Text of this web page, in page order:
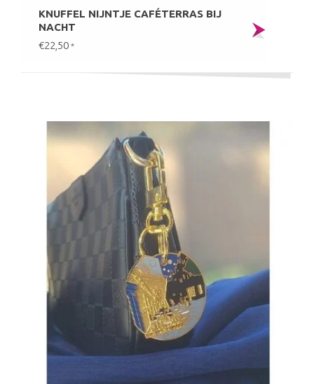
KNUFFEL NIJNTJE CAFÉTERRAS BIJ
NACHT
€22,50 *